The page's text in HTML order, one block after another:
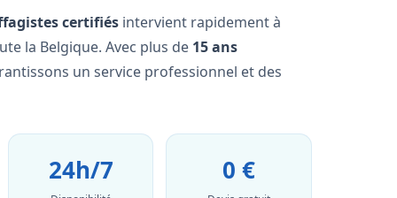
certifiés intervient rapidement à
la Belgique. Avec plus de 15 ans
un service professionnel et des
24h/7 0 €